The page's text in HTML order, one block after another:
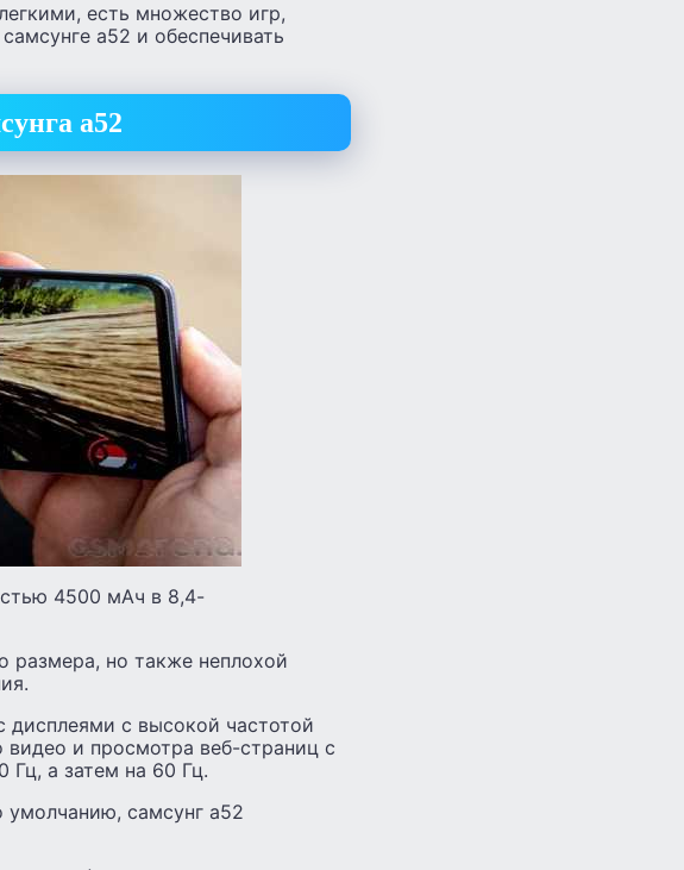
есть множество игр,
а52 и обеспечивать
а52
4500 мАч в 8,4-
размера, но также неплохой
дисплеями с высокой частотой
видео и просмотра веб-страниц с
Гц, а затем на 60 Гц.
умолчанию, самсунг а52